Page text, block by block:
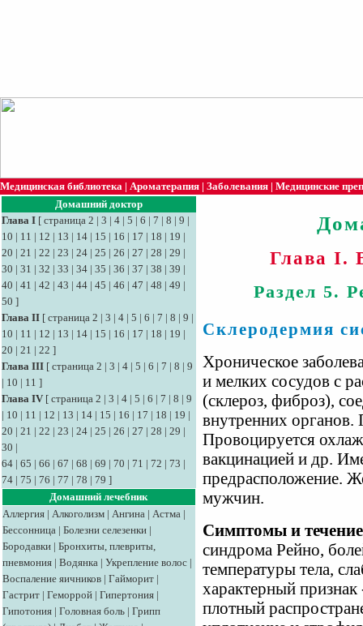
Медицинская библиотека | Ароматерапия | Заболевания | Медицинские
Домашний доктор
Глава I [ страница 2 | 3 | 4 | 5 | 6 | 7 | 8 | 9 |
10 | 11 | 12 | 13 | 14 | 15 | 16 | 17 | 18 | 19 |
20 | 21 | 22 | 23 | 24 | 25 | 26 | 27 | 28 | 29 |
30 | 31 | 32 | 33 | 34 | 35 | 36 | 37 | 38 | 39 |
40 | 41 | 42 | 43 | 44 | 45 | 46 | 47 | 48 | 49 |
50 ]
Глава II [ страница 2 | 3 | 4 | 5 | 6 | 7 | 8 | 9 |
10 | 11 | 12 | 13 | 14 | 15 | 16 | 17 | 18 | 19 |
20 | 21 | 22 ]
Глава III [ страница 2 | 3 | 4 | 5 | 6 | 7 | 8 | 9
| 10 | 11 ]
Глава IV [ страница 2 | 3 | 4 | 5 | 6 | 7 | 8 | 9
| 10 | 11 | 12 | 13 | 14 | 15 | 16 | 17 | 18 | 19 |
20 | 21 | 22 | 23 | 24 | 25 | 26 | 27 | 28 | 29 |
30 |
64 | 65 | 66 | 67 | 68 | 69 | 70 | 71 | 72 | 73 |
74 | 75 | 76 | 77 | 78 | 79 ]
Домашний лечебник
Аллергия | Алкоголизм | Ангина | Астма |
Бессонница | Болезни селезенки |
Бородавки | Бронхиты, плевриты,
пневмония | Водянка | Укрепление волос |
Воспаление яичников | Гайморит |
Гастрит | Геморрой | Гипертония |
Гипотония | Головная боль | Грипп
Глава I.
Раздел 5.
Склеродермия
Хроническое
и мелких сосудов с
(склероз, фиброз),
внутренних органов.
Провоцируется
вакцинацией и др.
предрасположение.
мужчин.
Симптомы и
синдрома Рейно,
температуры тела,
характерный
плотный